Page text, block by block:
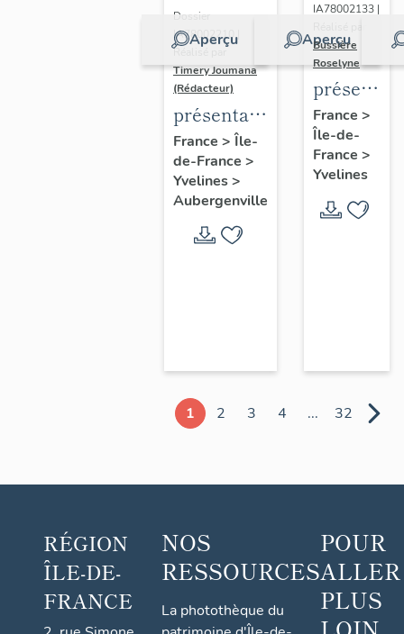
Aperçu
Dossier
IA78002210 |
Réalisé par
Timery Joumana
(Rédacteur)
présentation
de l'étude
d'Elisabethville
France > Île-
de-France >
Yvelines>
Aubergenville
Aperçu
IA78002133 |
Bussière
Roselyne
du
diagnostic
et
France >
Île-de-
France >
Yvelines
1 2 3 4 ... 32
RÉGION
ÎLE-DE-
FRANCE
NOS
RESSOURCES
La photothèque du
POUR
ALLER
PLUS